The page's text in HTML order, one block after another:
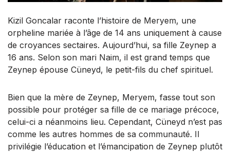
Kizil Goncalar raconte l’histoire de Meryem, une
orpheline mariée à l’âge de 14 ans uniquement à cause
de croyances sectaires. Aujourd’hui, sa fille Zeynep a
16 ans. Selon son mari Naim, il est grand temps que
Zeynep épouse Cüneyd, le petit-fils du chef spirituel.
Bien que la mère de Zeynep, Meryem, fasse tout son
possible pour protéger sa fille de ce mariage précoce,
celui-ci a néanmoins lieu. Cependant, Cüneyd n’est pas
comme les autres hommes de sa communauté. Il
privilégie l’éducation et l’émancipation de Zeynep plutôt